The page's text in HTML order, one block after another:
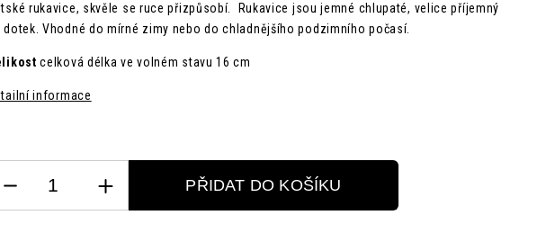
rukavice, skvěle se ruce přizpůsobí. Rukavice jsou jemné chlupaté, velice příjemný
dotek. Vhodné do mírné zimy nebo do chladnějšího podzimního počasí.
celková délka ve volném stavu 16 cm
informace
PŘIDAT DO KOŠÍKU